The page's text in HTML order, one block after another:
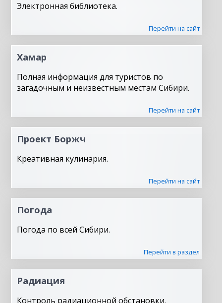
Электронная библиотека.
Перейти на сайт
Хамар
Полная информация для туристов по
загадочным и неизвестным местам Сибири.
Перейти на сайт
Проект Боржч
Креативная кулинария.
Перейти на сайт
Погода
Погода по всей Сибири.
Перейти в раздел
Радиация
Контроль радиационной обстановки.